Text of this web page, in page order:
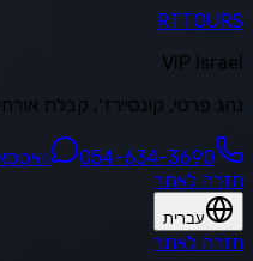
RTTOURS
VIP Israel
נהג פרטי, קונסיירז׳, קבלת
054-634-3690
חזרה לאתר
עברית
חזרה לאתר